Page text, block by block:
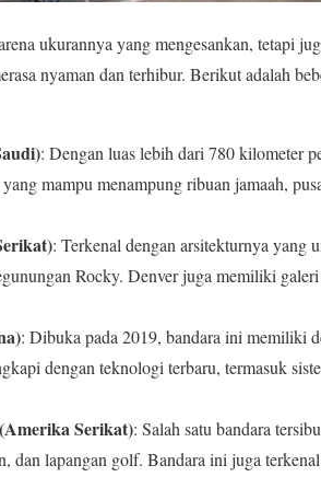
ukurannya yang mengesankan, tetapi
nyaman dan terhibur. Berikut adalah
: Dengan luas lebih dari 780 kilometer
mampu menampung ribuan jamaah,
: Terkenal dengan arsitekturnya
Rocky. Denver juga memiliki
: Dibuka pada 2019, bandara ini memiliki
dengan teknologi terbaru, termasuk
Serikat): Salah satu bandara
dan lapangan golf. Bandara ini juga